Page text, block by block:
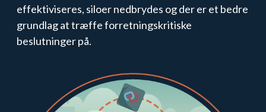
effektiviseres, siloer nedbrydes og der er et bedre
grundlag at træffe forretningskritiske
beslutninger på.